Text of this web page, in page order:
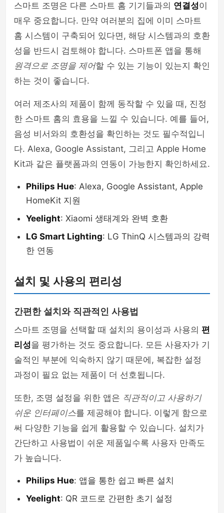
스마트 조명은 다른 스마트 홈 기기들과의 연결성이
매우 중요합니다. 만약 여러분의 집에 이미 스마트
홈 시스템이 구축되어 있다면, 해당 시스템과의 호환
성을 반드시 검토해야 합니다. 스마트폰 앱을 통해
원격으로 조명을 제어할 수 있는 기능이 있는지 확인
하는 것이 좋습니다.
여러 제조사의 제품이 함께 동작할 수 있을 때, 진정
한 스마트 홈의 효용을 느낄 수 있습니다. 예를 들어,
음성 비서와의 호환성을 확인하는 것도 필수적입니
다. Alexa, Google Assistant, 그리고 Apple Home
Kit과 같은 플랫폼과의 연동이 가능한지 확인하세요.
Philips Hue: Alexa, Google Assistant, Apple
HomeKit 지원
Yeelight: Xiaomi 생태계와 완벽 호환
LG Smart Lighting: LG ThinQ 시스템과의 강력
한 연동
설치 및 사용의 편리성
간편한 설치와 직관적인 사용법
스마트 조명을 선택할 때 설치의 용이성과 사용의 편
리성을 평가하는 것도 중요합니다. 모든 사용자가 기
술적인 부분에 익숙하지 않기 때문에, 복잡한 설정
과정이 필요 없는 제품이 더 선호됩니다.
또한, 조명 설정을 위한 앱은 직관적이고 사용하기
쉬운 인터페이스를 제공해야 합니다. 이렇게 함으로
써 다양한 기능을 쉽게 활용할 수 있습니다. 설치가
간단하고 사용법이 쉬운 제품일수록 사용자 만족도
가 높습니다.
Philips Hue: 앱을 통한 쉽고 빠른 설치
Yeelight: QR 코드로 간편한 초기 설정